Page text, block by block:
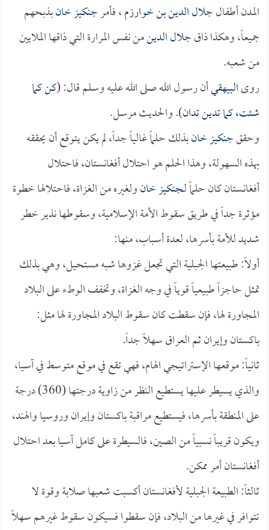
المدن أطفالجلال الدين بن خوارزم، فأمرجنكيز خانبذبحهم
جميعاً، وهكذا ذاقجلال الدينمن نفس المرارة التي ذاقها الملايين
من شعبه.
روىالبيهقيأن رسول الله صلى الله عليه وسلم قال: (كن كما
شئت، كما تدين تدان). والحديث مرسل.
وحققجنكيز خانبذلك حلماً غالياً جداً، لم يكن يتوقع أن يحققه
بهذه السهولة، وهذا الحلم هو احتلال أفغانستان، فاحتلال
أفغانستان كان حلماً لـجنكيز خانولغيره من الغزاة، فاحتلالها خطوة
مؤثرة جداً في طريق سقوط الأمة الإسلامية، وسقوطها نذير خطر
شديد للأمة بأسرها، لعدة أسباب، منها:
أولاً: طبيعتها الجبلية التي تجعل غزوها شبه مستحيل، وهي بذلك
تمثل حاجزاً طبيعياً قوياً في وجه الغزاة، وتخفف الوطء على البلاد
المجاورة لها، فإن سقطت كان سقوط البلاد المجاورة لها مثل:
باكستان وإيران ثم العراق سهلاً جداً.
ثانياً: موقعها الإستراتيجي الهام، فهي تقع في موقع متوسط في آسيا،
والذي يسيطر عليها يستطيع النظر من زاوية درجتها (360) درجة
على المنطقة بأسرها، فيستطيع مراقبة باكستان وإيران وروسيا والهند،
ويكون قريباً نسبياً من الصين، فالسيطرة على كامل آسيا بعد احتلال
أفغانستان أمر ممكن.
ثالثاً: الطبيعة الجبلية لأفغانستان أكسبت شعبها صلابة وقوة لا
تتوافر في غيرها من البلاد، فإن سقطوا فسيكون سقوط غيرهم سهلاً